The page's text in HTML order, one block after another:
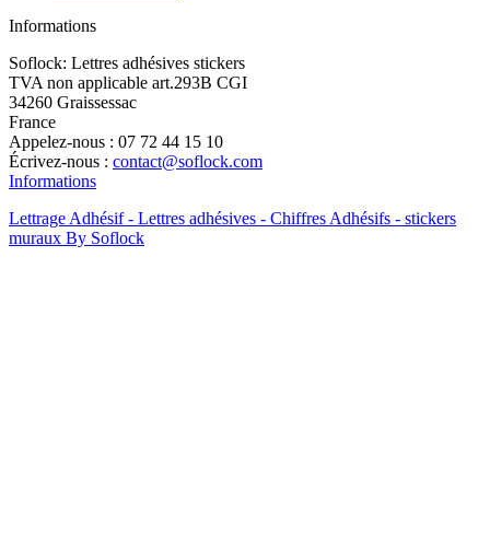
Informations
Soflock: Lettres adhésives stickers
TVA non applicable art.293B CGI
34260 Graissessac
France
Appelez-nous : 07 72 44 15 10
Écrivez-nous : contact@soflock.com
Informations
Lettrage Adhésif - Lettres adhésives - Chiffres Adhésifs - stickers
muraux By Soflock